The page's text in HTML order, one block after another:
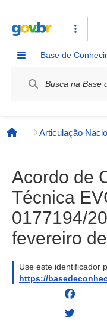
Base de
Página inicial
Acordo de
Técnica
0177194/
fevereiro
Use este identificador
https://